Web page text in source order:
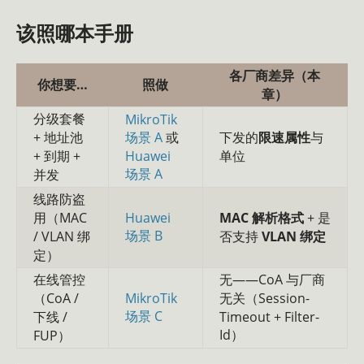
该照哪本手册
你想要… 照做
各厂商差异（本
章）
分级套餐
+ 地址池
+ 到期 +
并发
MikroTik
场景 A或
Huawei
场景 A
下发的限速属性与
单位
线路防盗
用（MAC
/ VLAN 绑
定）
Huawei
场景 B
MAC 解析格式+ 是
否支持VLAN 绑定
在线管控
（CoA /
下线 /
FUP）
MikroTik
场景 C
无——CoA 与厂商
无关（Session-
Timeout + Filter-
Id）